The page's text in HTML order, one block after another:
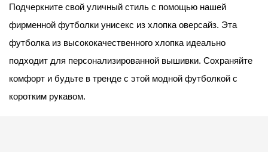
Подчеркните свой уличный стиль с помощью нашей
фирменной футболки унисекс из хлопка оверсайз. Эта
футболка из высококачественного хлопка идеально
подходит для персонализированной вышивки. Сохраняйте
комфорт и будьте в тренде с этой модной футболкой с
коротким рукавом.